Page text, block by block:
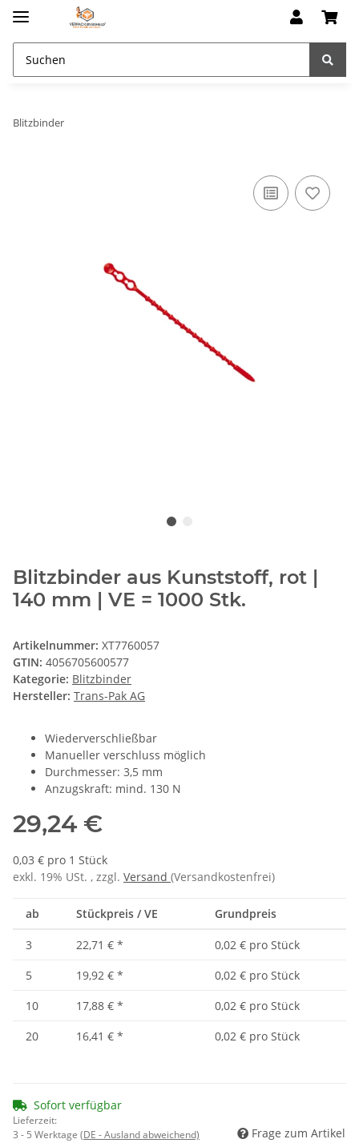
Blitzbinder
Blitzbinder aus Kunststoff, rot |
140 mm | VE = 1000 Stk.
Artikelnummer: XT7760057
GTIN: 4056705600577
Kategorie: Blitzbinder
Hersteller: Trans-Pak AG
Wiederverschließbar
Manueller verschluss möglich
Durchmesser: 3,5 mm
Anzugskraft: mind. 130 N
29,24 €
0,03 € pro 1 Stück
exkl. 19% USt. , zzgl. Versand (Versandkostenfrei)
ab Stückpreis / VE Grundpreis
3 22,71 € *
0,02 € pro Stück
5
19,92 € *
0,02 € pro Stück
10
17,88 € *
0,02 € pro Stück
20
16,41 € * 0,02 € pro Stück
Sofort verfügbar
Lieferzeit:
3 - 5 Werktage (DE - Ausland abweichend) Frage zum Artikel